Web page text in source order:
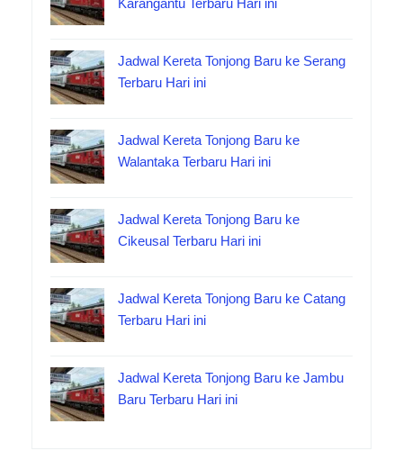
Jadwal Kereta Tonjong Baru ke Serang
Terbaru Hari ini
Jadwal Kereta Tonjong Baru ke
Walantaka Terbaru Hari ini
Jadwal Kereta Tonjong Baru ke
Cikeusal Terbaru Hari ini
Jadwal Kereta Tonjong Baru ke Catang
Terbaru Hari ini
Jadwal Kereta Tonjong Baru ke Jambu
Baru Terbaru Hari ini